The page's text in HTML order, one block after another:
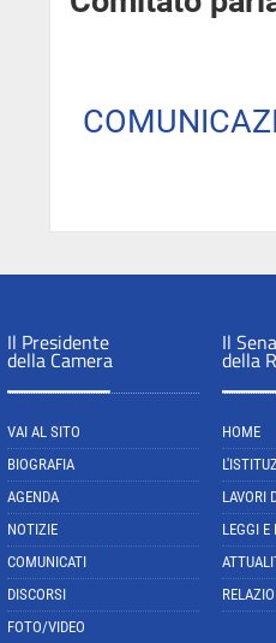
Il Presidente
della Camera
VAI AL SITO
BIOGRAFIA
AGENDA
NOTIZIE
COMUNICATI
DISCORSI
FOTO/VIDEO
Il
della
HOME
LAVORI
LEGGI E